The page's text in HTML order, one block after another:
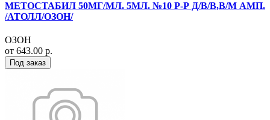
МЕТОСТАБИЛ 50МГ/МЛ. 5МЛ. №10 Р-Р Д/В/В,В/М АМП.
/АТОЛЛ/ОЗОН/
ОЗОН
от 643.00 р.
Под заказ